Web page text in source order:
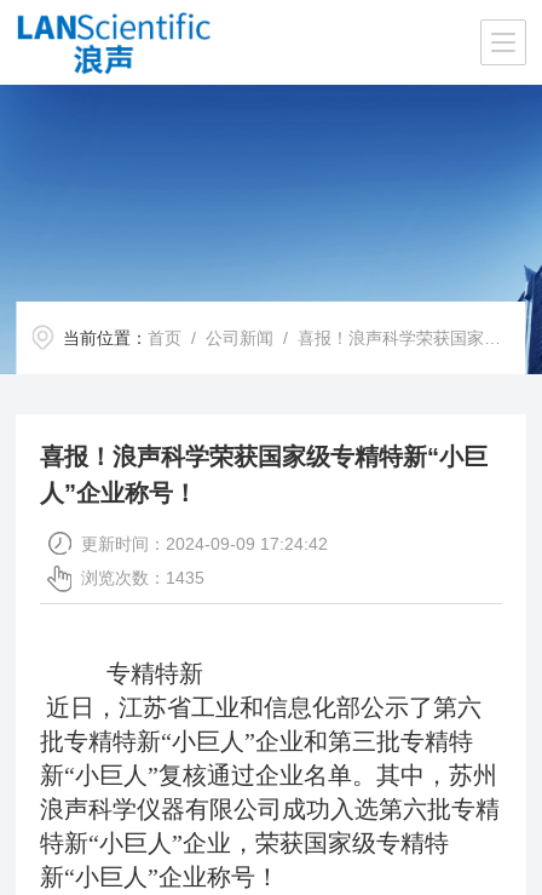
当前位置：首页 /公司新闻 / 喜报！浪声科学荣获国家级专精特新“小巨人”企业称号！
喜报！浪声科学荣获国家级专精特新“小巨
人”企业称号！
更新时间：2024-09-09 17:24:42
浏览次数：1435
专精特新
近日，江苏省工业和信息化部公示了第六
批专精特新“小巨人”企业和第三批专精特
新“小巨人”复核通过企业名单。其中，苏州
浪声科学仪器有限公司成功入选第六批专精
特新“小巨人”企业，荣获国家级专精特
新“小巨人”企业称号！